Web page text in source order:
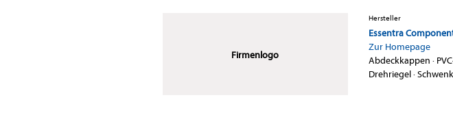
Firmenlogo
Hersteller
Essentra
Zur Homepage
Abdeckkappen ·
Drehriegel·